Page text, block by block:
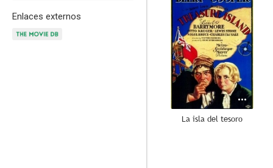
Enlaces externos
La isla del tesoro